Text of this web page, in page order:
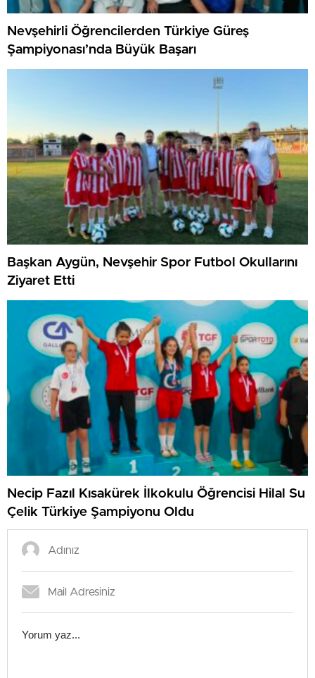
Nevşehirli Öğrencilerden Türkiye Güreş
Şampiyonası’nda Büyük Başarı
Başkan Aygün, Nevşehir Spor Futbol Okullarını
Ziyaret Etti
Necip Fazıl Kısakürek İlkokulu Öğrencisi Hilal Su
Çelik Türkiye Şampiyonu Oldu